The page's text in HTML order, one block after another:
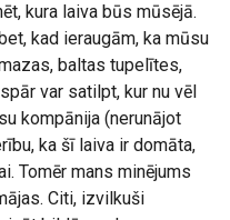
kura laiva būs mūsējā.
kad ieraugām, ka mūsu
baltas tupelītes,
var satilpt, kur nu vēl
kompānija (nerunājot
ka šī laiva ir domāta,
Tomēr mans minējums
Citi, izvilkuši